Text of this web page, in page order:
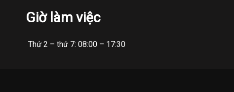
Giờ làm việc
Thứ 2 – thứ 7: 08:00 – 17:30